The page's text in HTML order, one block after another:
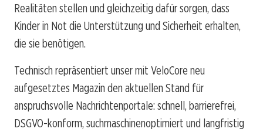
Realitäten stellen und gleichzeitig dafür sorgen, dass
Kinder in Not die Unterstützung und Sicherheit erhalten,
die sie benötigen.
Technisch repräsentiert unser mit VeloCore neu
aufgesetztes Magazin den aktuellen Stand für
anspruchsvolle Nachrichtenportale: schnell, barrierefrei,
DSGVO-konform, suchmaschinenoptimiert und langfristig